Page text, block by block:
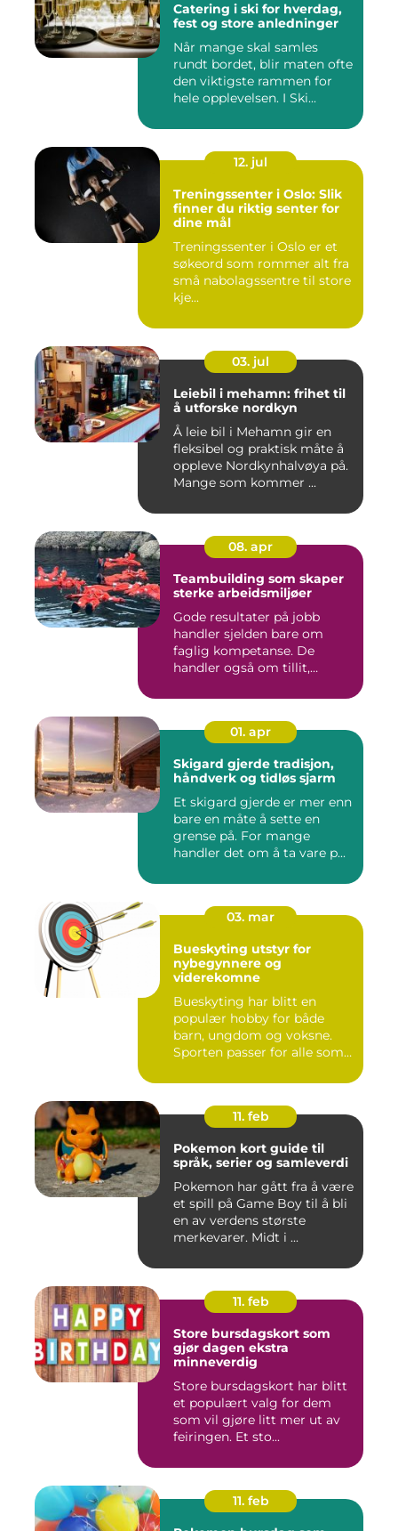
Catering i ski for hverdag,
fest og store anledninger
Når mange skal samles
rundt bordet, blir maten ofte
den viktigste rammen for
hele opplevelsen. I Ski...
12. jul
Treningssenter i Oslo: Slik
finner du riktig senter for
dine mål
Treningssenter i Oslo er et
søkeord som rommer alt fra
små nabolagssentre til store
kje...
03. jul
Leiebil i mehamn: frihet til
å utforske nordkyn
Å leie bil i Mehamn gir en
fleksibel og praktisk måte å
oppleve Nordkynhalvøya på.
Mange som kommer ...
08. apr
Teambuilding som skaper
sterke arbeidsmiljøer
Gode resultater på jobb
handler sjelden bare om
faglig kompetanse. De
handler også om tillit,
01. apr
Skigard gjerde tradisjon,
håndverk og tidløs sjarm
Et skigard gjerde er mer enn
bare en måte å sette en
grense på. For mange
handler det om å ta vare p...
03. mar
Bueskyting utstyr for
nybegynnere og
viderekomne
Bueskyting har blitt en
populær hobby for både
barn, ungdom og voksne.
Sporten passer for alle som
11. feb
Pokemon kort guide til
språk, serier og samleverdi
Pokemon har gått fra å være
et spill på Game Boy til å bli
en av verdens største
merkevarer. Midt i ...
11. feb
Store bursdagskort som
gjør dagen ekstra
minneverdig
Store bursdagskort har blitt
et populært valg for dem
som vil gjøre litt mer ut av
feiringen. Et sto...
11. feb